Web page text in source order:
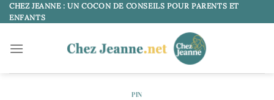
Passer
au
CHEZ JEANNE : UN COCON DE CONSEILS POUR PARENTS ET
ENFANTS
PIN